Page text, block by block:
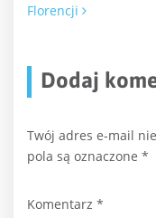
Florencji
Dodaj
Twój adres e-mail
pola są oznaczone *
Komentarz *